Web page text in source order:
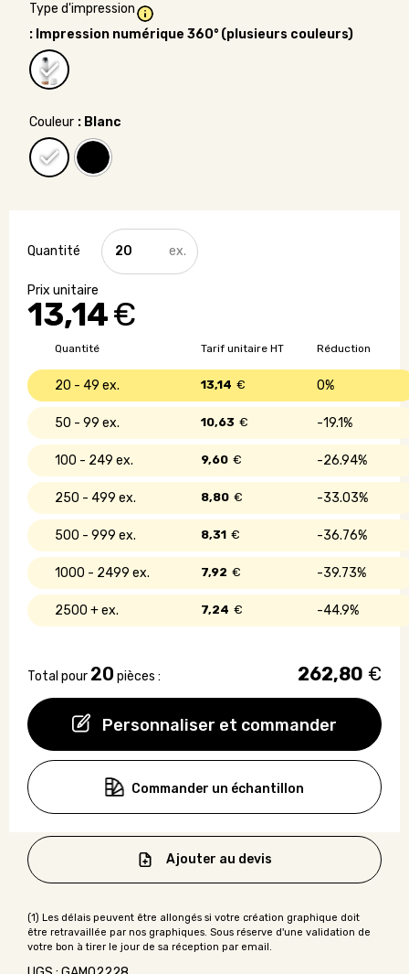
Type d'impression
: Impression numérique 360° (plusieurs couleurs)
Couleur : Blanc
13,14€
Personnaliser et commander
quantité
de
Bouteille
en
acier
liège
-
500
ml
Quantité Réduction
Tarif unitaire HT
20 - 49 0%
13,14 €
50 - 99 19.1%
10,63 €
100 - 249 26.94%
9,60 €
250 - 499 33.03%
8,80 €
500 - 999 36.76%
8,31 €
1000 - 2499 39.73%
7,92 €
2500 + 44.9%
7,24 €
Total pour 20 pièces : 262,80 €
Commander un échantillon
Ajouter au devis